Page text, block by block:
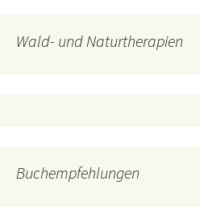
Wald- und Naturtherapien
Buchempfehlungen